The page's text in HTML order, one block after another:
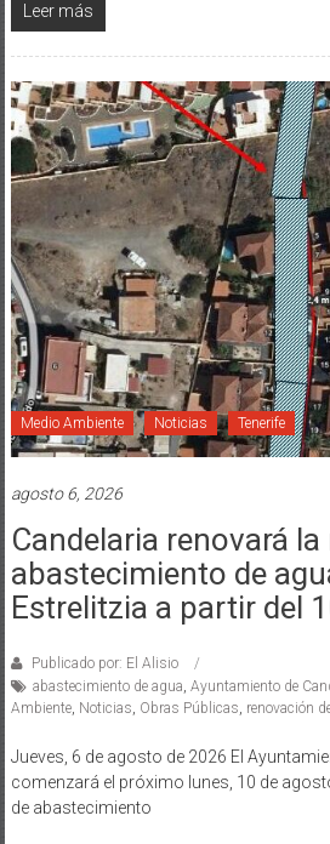
Leer más
Medio Ambiente Noticias Tenerife
agosto 6, 2026
Candelaria renovará la
abastecimiento de
Estrelitzia a partir del
Publicado por: El Alisio
abastecimiento de agua, Ayuntamiento de
Ambiente, Noticias, Obras Públicas, renovación
Jueves, 6 de agosto de 2026 El
comenzará el próximo lunes, 10 de
de abastecimiento